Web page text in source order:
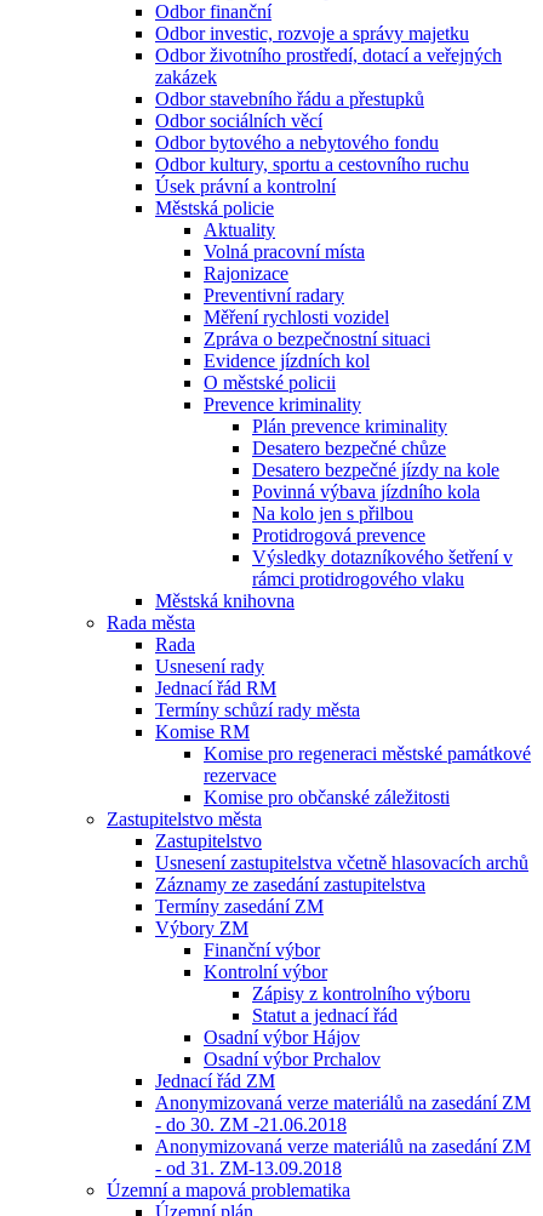
Odbor finanční
Odbor investic, rozvoje a správy majetku
Odbor životního prostředí, dotací a veřejných
zakázek
Odbor stavebního řádu a přestupků
Odbor sociálních věcí
Odbor bytového a nebytového fondu
Odbor kultury, sportu a cestovního ruchu
Úsek právní a kontrolní
Městská policie
Aktuality
Volná pracovní místa
Rajonizace
Preventivní radary
Měření rychlosti vozidel
Zpráva o bezpečnostní situaci
Evidence jízdních kol
O městské policii
Prevence kriminality
Plán prevence kriminality
Desatero bezpečné chůze
Desatero bezpečné jízdy na kole
Povinná výbava jízdního kola
Na kolo jen s přilbou
Protidrogová prevence
Výsledky dotazníkového šetření v
rámci protidrogového vlaku
Městská knihovna
Rada města
Rada
Usnesení rady
Jednací řád RM
Termíny schůzí rady města
Komise RM
Komise pro regeneraci městské památkové
rezervace
Komise pro občanské záležitosti
Zastupitelstvo města
Zastupitelstvo
Usnesení zastupitelstva včetně hlasovacích archů
Záznamy ze zasedání zastupitelstva
Termíny zasedání ZM
Výbory ZM
Finanční výbor
Kontrolní výbor
Zápisy z kontrolního výboru
Statut a jednací řád
Osadní výbor Hájov
Osadní výbor Prchalov
Jednací řád ZM
Anonymizovaná verze materiálů na zasedání ZM
- do 30. ZM -21.06.2018
Anonymizovaná verze materiálů na zasedání ZM
- od 31. ZM-13.09.2018
Územní a mapová problematika
Územní plán